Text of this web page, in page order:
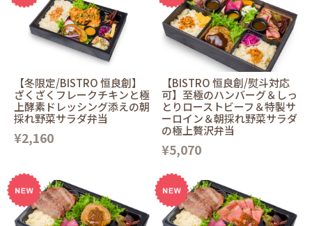
【冬限定/BISTRO 恒良創】
ざくざくフレークチキンと極
上酵素ドレッシング添えの朝
採れ野菜サラダ弁当
¥2,160
【BISTRO 恒良創/熨斗対応
可】至極のハンバーグ＆しっ
とりローストビーフ＆特製サ
ーロイン＆朝採れ野菜サラダ
の極上贅沢弁当
¥5,070